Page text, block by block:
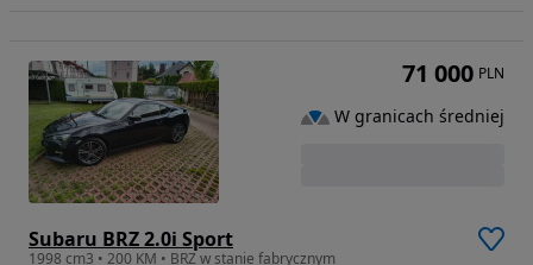
Subaru BRZ 2.0i Sport
1998 cm3 • 200 KM • BRZ w stanie fabrycznym
71 000 PLN
W granicach średniej